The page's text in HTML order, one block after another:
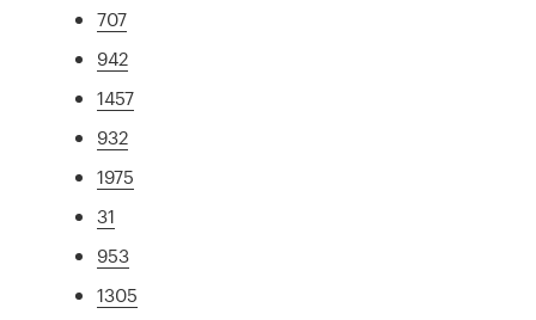
707
942
1457
932
1975
31
953
1305